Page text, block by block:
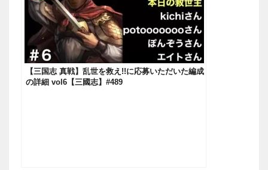
【三国志 真戦】乱世を救え!!に応募いただいた編成
の詳細 vol6【三國志】#489